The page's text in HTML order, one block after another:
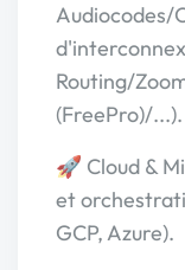
Audiocodes/
Routing/
(FreePro)/...).
🚀 Cloud &
et
GCP, Azure).